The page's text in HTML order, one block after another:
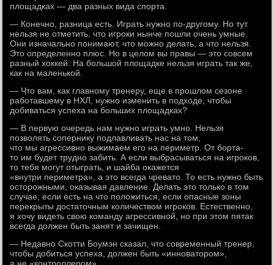
площадках — два разных вида спорта.
— Конечно, разница есть. Играть нужно по-другому. Но тут
нельзя не отметить, что игроки нынче пошли очень умные.
Они изначально понимают, что можно делать, а что нельзя.
Это определенно плюс. Но в целом вы правы — это совсем
разный хоккей. На большой площадке нельзя играть так же,
как на маленькой.
— Что вам, как главному тренеру, еще в прошлом сезоне
работавшему в НХЛ, нужно изменить в подходе, чтобы
добиваться успеха на больших площадках?
— В первую очередь нам нужно играть умно. Нельзя
позволять сопернику подлавливать нас на том,
что мы агрессивно выжимаем его на периметр. От борта-
то им будет трудно забить. А если выбрасываться на игроков,
то тебя могут отыграть, и шайба окажется
«внутри периметра», а это всегда чревато. То есть нужно быть
осторожными, оказывая давление. Делать это только в том
случае, если есть на что положиться, если опасные зоны
перекрыты достаточным количеством игроков. Естественно,
я хочу видеть свою команду агрессивной, но при этом пятак
всегда должен быть занят и зачищен.
— Недавно Скотти Боумэн сказал, что современный тренер,
чтобы добиться успеха, должен быть «инноватором»,